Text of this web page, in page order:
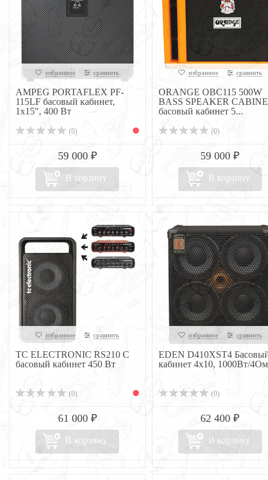
избранное сравнить
AMPEG PORTAFLEX PF-
115LF басовый кабинет,
1x15", 400 Вт
(0)
59 000 ₽
В корзину
избранное сравнить
ORANGE OBC115 500W
BASS SPEAKER
басовый кабинет 5...
(0)
59 000 ₽
В корзину
избранное сравнить
TC ELECTRONIC RS210 C
басовый кабинет 450 Вт
(0)
61 000 ₽
В корзину
избранное сравнить
EDEN D410XST4
кабинет 4x10, 1000Вт/4Ом
(0)
62 400 ₽
В корзину